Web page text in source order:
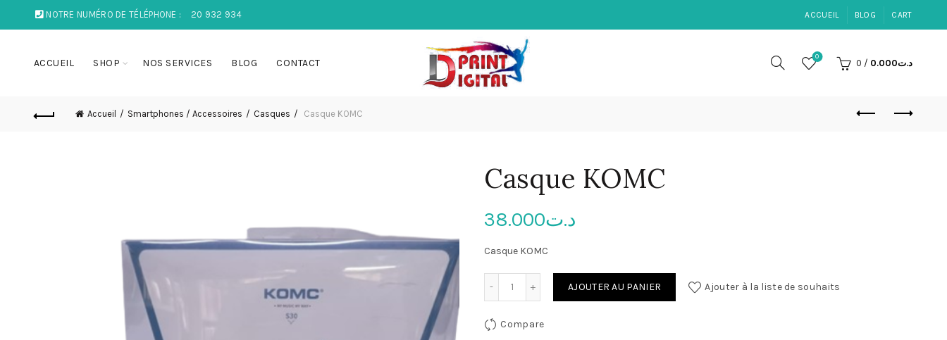
NOTRE NUMÉRO DE TÉLÉPHONE : 20 932 934 ACCUEIL BLOG CART
ACCUEIL SHOP NOS SERVICES BLOG CONTACT
0
0 / د.ت0.000
Accueil Smartphones / Accessoires Casques Casque KOMC
Casque KOMC
د.ت38.000
Casque KOMC
AJOUTER AU PANIER Ajouter à la liste de souhaits
Compare